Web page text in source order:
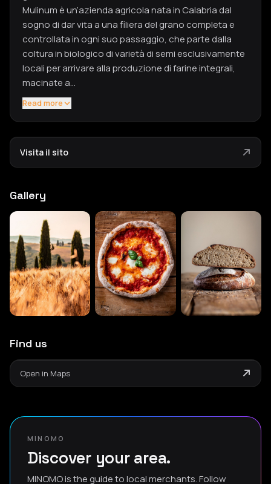
Mulinum è un’azienda agricola nata in Calabria dal
sogno di dar vita a una filiera del grano completa e
controllata in ogni suo passaggio, che parte dalla
coltura in biologico di varietà di semi esclusivamente
locali per arrivare alla produzione di farine integrali,
macinate a…
Read more
Visita il sito
Gallery
Find us
Open in Maps
MINOMO
Discover your area.
MINOMO is the guide to local merchants. Follow